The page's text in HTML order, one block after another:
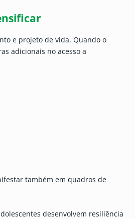
e projeto de vida. Quando o
adicionais no acesso a
também em quadros de
desenvolvem resiliência